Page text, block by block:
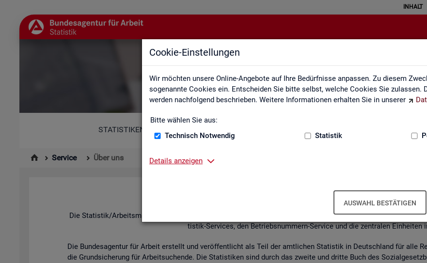
Cookie-Einstellungen
Wir möchten unsere Online-Angebote auf Ihre Bedürfnisse anpassen. Zu diesem
sogenannte Cookies ein. Entscheiden Sie bitte selbst, welche Cookies Sie zulassen.
werden nachfolgend beschrieben. Weitere Informationen erhalten Sie in unserer
Bitte wählen Sie aus:
Technisch Notwendig
Statistik
Details anzeigen
AUSWAHL BESTÄTIGEN
INHALT
Über uns
STATISTIKEN
Service Über uns
Über uns
Die Sta­tis­tik/Ar­beits­markt­be­richt­erstat­tung der Bun­des­agen­tur für Ar­beit ist Teil der Bun­des­agen­tur für
tis­tik-Ser­vices, den Be­triebs­num­mern-Ser­vice und die zen­tra­len Ein­hei­ten
Die Bun­des­agen­tur für Ar­beit er­stellt und ver­öf­fent­licht als Teil der amt­li­chen Sta­tis­tik in Deutsch­land für alle
die Grund­si­che­rung für Ar­beit­su­chen­de. Die Sta­tis­ti­ken sind durch das zwei­te und drit­te Buch des